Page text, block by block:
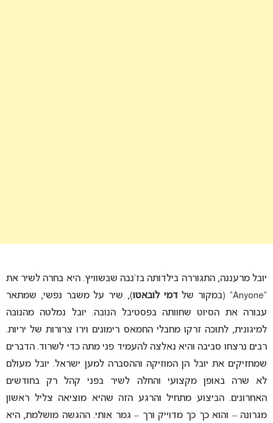
יובל מרעננה, התגוררה בילדותה בז’נבה שבשוויץ. היא בחרה לשיר את
דמי לובאטו), שיר על משבר נפשי, שמתאר
עבורה את הסיוט שחוותה בפסטיבל הנובה. יובל נמלטה מהנובה
למיגונית, לתוכה זרקו מחבלי החמאס רימונים וירו צרורות של יריות.
רבים נרצחו סביבה והיא נאלצה להעמיד פני מתה כדי לשרוד. הדברים
שמחזיקים את יובל הן המוזיקה וההסברה למען ישראל. יובל מעולם
לא שרה באופן מקצועי והחלה לשיר בפני קהל רק בחודשים
האחרונים. הביצוע מתחיל והרגע הזה שהיא מוציאה צליל ראשון
מגרונה – והוא כך כך מדוייק ורך – גמר אותי. ההגשה מושלמת, היא